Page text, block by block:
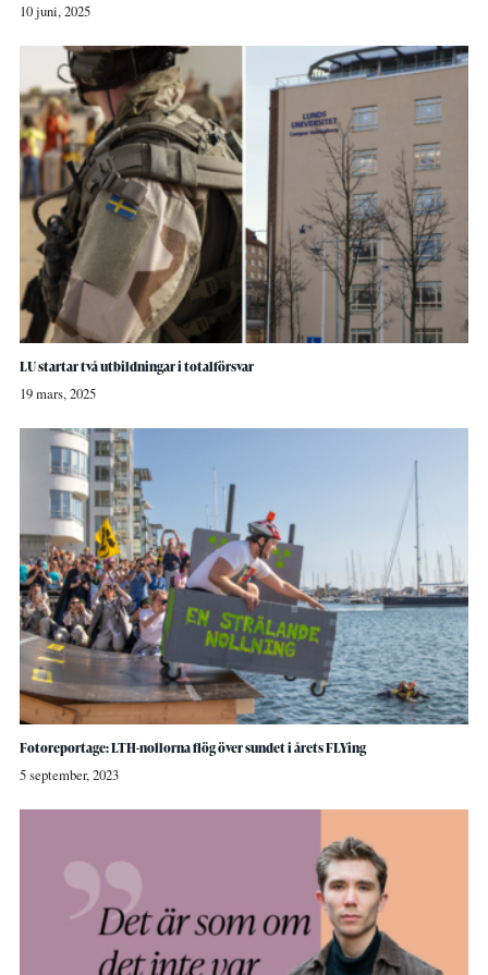
10 juni, 2025
LU startar två utbildningar i totalförsvar
19 mars, 2025
Fotoreportage: LTH-nollorna flög över sundet i årets FLYing
5 september, 2023